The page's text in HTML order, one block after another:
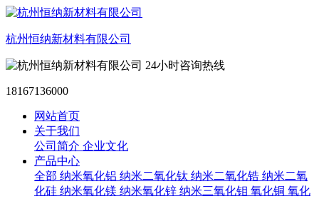
杭州恒纳新材料有限公司
24小时咨询热线
18167136000
网站首页
关于我们
公司简介 企业文化
产品中心
全部 纳米氧化铝 纳米二氧化钛 纳米二氧化锆 纳米二氧
化硅 纳米氧化镁 纳米氧化锌 纳米三氧化钼 氧化铜 氧化